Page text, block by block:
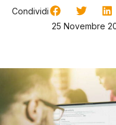
Condividi
25 Novembre